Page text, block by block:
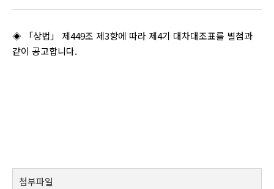
◈ 「상법」 제449조 제3항에 따라 제4기 대차대조표를 별첨과
같이 공고합니다.
첨부파일